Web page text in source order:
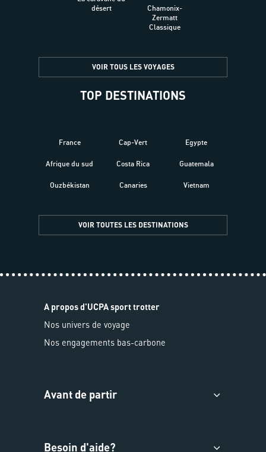
désert
Chamonix-
Zermatt
Classique
VOIR TOUS LES VOYAGES
TOP DESTINATIONS
France
Afrique du sud
Ouzbékistan
Cap-Vert
Costa Rica
Canaries
Egypte
Guatemala
Vietnam
VOIR TOUTES LES DESTINATIONS
A propos d'UCPA sport trotter
Nos univers de voyage
Nos engagements bas-carbone
Avant de partir
Besoin d'aide?